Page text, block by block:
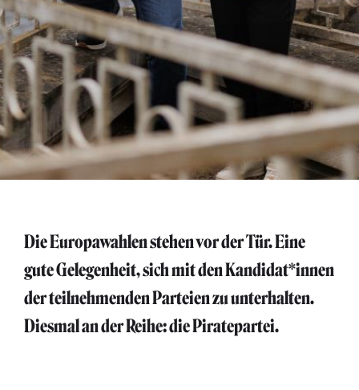
Die Europawahlen stehen vor der Tür. Eine
gute Gelegenheit, sich mit den Kandidat*innen
der teilnehmenden Parteien zu unterhalten.
Diesmal an der Reihe: die Piratepartei.